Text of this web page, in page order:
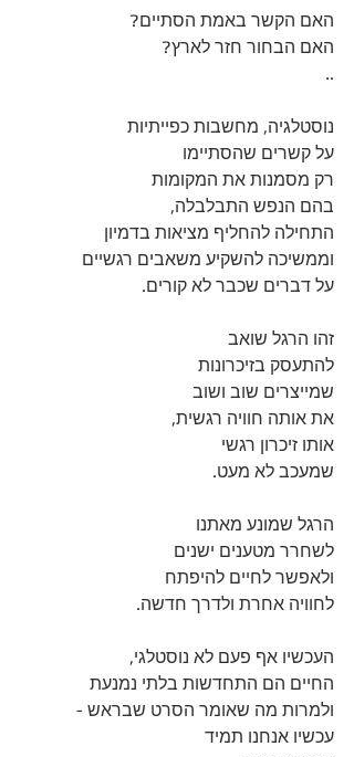
האם הקשר באמת הסתיים?
האם הבחור חזר לארץ?
..
נוסטלגיה, מחשבות כפייתיות
על קשרים שהסתיימו
רק מסמנות את המקומות
בהם הנפש התבלבלה,
התחילה להחליף מציאות בדמיון
וממשיכה להשקיע משאבים רגשיים
על דברים שכבר לא קורים.
זהו הרגל שואב
להתעסק בזיכרונות
שמייצרים שוב ושוב
את אותה חוויה רגשית,
אותו זיכרון רגשי
שמעכב לא מעט.
הרגל שמונע מאתנו
לשחרר מטענים ישנים
ולאפשר לחיים להיפתח
לחוויה אחרת ולדרך חדשה.
העכשיו אף פעם לא נוסטלגי,
החיים הם התחדשות בלתי נמנעת
ולמרות מה שאומר הסרט שבראש -
עכשיו אנחנו תמיד